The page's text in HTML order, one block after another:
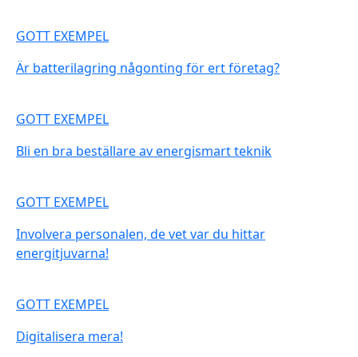
GOTT EXEMPEL
Är batterilagring någonting för ert företag?
GOTT EXEMPEL
Bli en bra beställare av energismart teknik
GOTT EXEMPEL
Involvera personalen, de vet var du hittar
energitjuvarna!
GOTT EXEMPEL
Digitalisera mera!